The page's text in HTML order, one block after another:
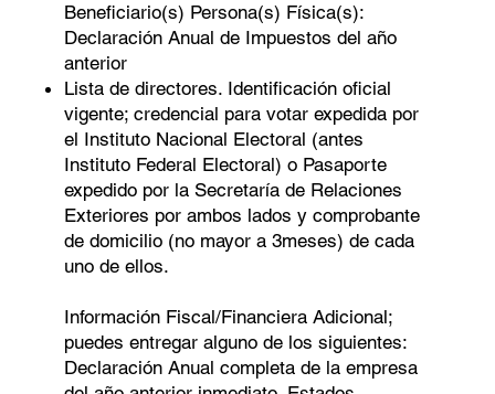
Beneﬁciario(s) Persona(s) Física(s):
Declaración Anual de Impuestos del año
anterior
Lista de directores. Identificación oficial
vigente; credencial para votar expedida por
el Instituto Nacional Electoral (antes
Instituto Federal Electoral) o Pasaporte
expedido por la Secretaría de Relaciones
Exteriores por ambos lados y comprobante
de domicilio (no mayor a 3meses) de cada
uno de ellos.
Información Fiscal/Financiera Adicional;
puedes entregar alguno de los siguientes:
Declaración Anual completa de la empresa